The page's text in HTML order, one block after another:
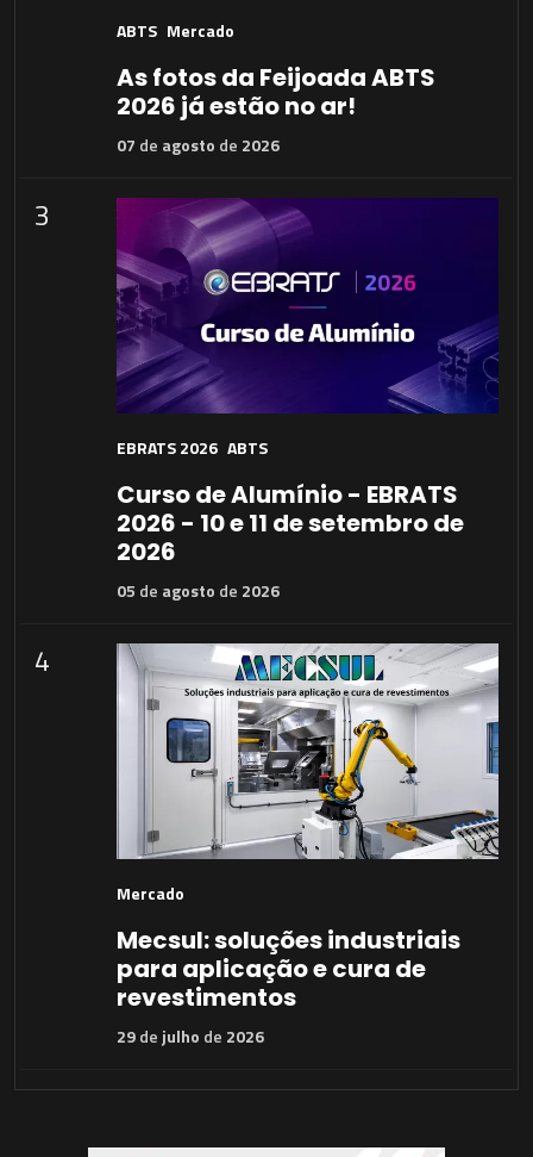
ABTS Mercado
As fotos da Feijoada ABTS
2026 já estão no ar!
07 de agosto de 2026
3
EBRATS 2026 ABTS
Curso de Alumínio - EBRATS
2026 - 10 e 11 de setembro de
2026
05 de agosto de 2026
4
Mercado
Mecsul: soluções industriais
para aplicação e cura de
revestimentos
29de julho de 2026